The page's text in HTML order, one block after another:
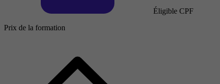
Éligible CPF
Prix de la formation